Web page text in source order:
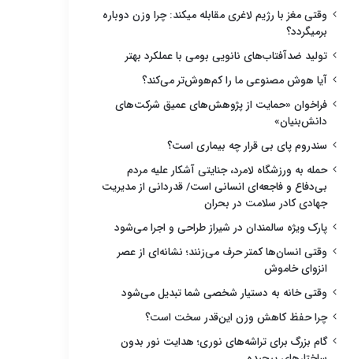
وقتی مغز با رژیم لاغری مقابله میکند: چرا وزن دوباره
برمیگردد؟
تولید ضدآفتاب‌های نانویی بومی با عملکرد بهتر
آیا هوش مصنوعی ما را کم‌هوش‌تر می‌کند؟
فراخوان «حمایت از پژوهش‌های عمیق شرکت‌های
دانش‌بنیان»
سندروم پای بی قرار چه بیماری است؟
حمله به ورزشگاه لامرد، جنایتی آشکار علیه مردم
بی‌دفاع و فاجعه‌ای انسانی است/ قدردانی از مدیریت
جهادی کادر سلامت در بحران
پارک ویژه سالمندان در شیراز طراحی و اجرا می‌شود
وقتی انسان‌ها کمتر حرف می‌زنند؛ نشانه‌ای از عصر
انزوای خاموش
وقتی خانه به دستیار شخصی شما تبدیل می‌شود
چرا حفظ کاهش وزن این‌قدر سخت است؟
گام بزرگ برای تراشه‌های نوری؛ هدایت نور بدون